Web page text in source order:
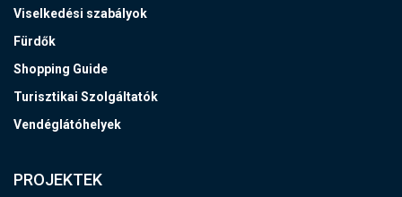
Viselkedési szabályok
Fürdők
Shopping Guide
Turisztikai Szolgáltatók
Vendéglátóhelyek
PROJEKTEK